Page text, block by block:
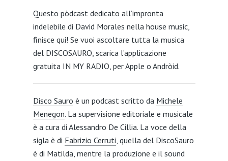
Questo pòdcast dedicato all’impronta
indelebile di David Morales nella house music,
finisce qui! Se vuoi ascoltare tutta la musica
del DISCOSAURO, scarica l’applicazione
gratuita IN MY RADIO, per Apple o Andròid.
Disco Sauro è un podcast scritto da Michele
Menegon. La supervisione editoriale e musicale
è a cura di Alessandro De Cillia. La voce della
sigla è di Fabrizio Cerruti, quella del DiscoSauro
è di Matilda, mentre la produzione e il sound